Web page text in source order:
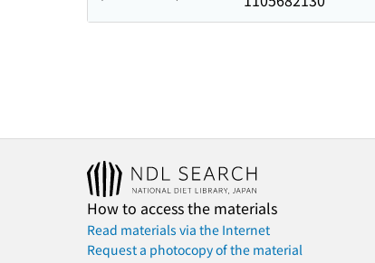
How to access the materials
Read materials via the Internet
Request a photocopy of the material